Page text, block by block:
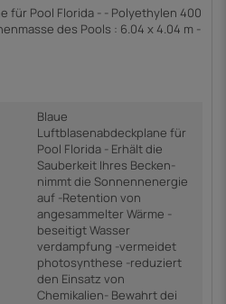
für Pool Florida - - Polyethylen 400
des Pools : 6.04 x 4.04 m -
Blaue
Luftblasenabdeckplane für
Pool Florida - Erhält die
Sauberkeit Ihres Becken-
nimmt die Sonnennenergie
auf -Retention von
angesammelter Wärme -
beseitigt Wasser
verdampfung -vermeidet
photosynthese -reduziert
den Einsatz von
Chemikalien- Bewahrt dei